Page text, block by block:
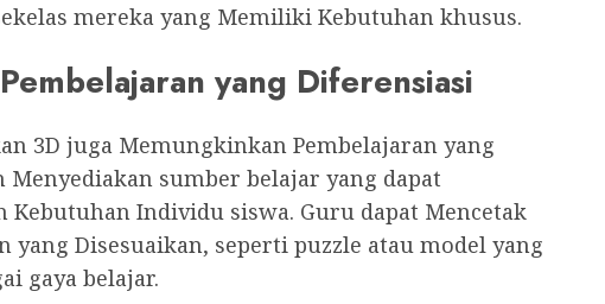
mereka yang Memiliki Kebutuhan khusus.
yang Diferensiasi
3D juga Memungkinkan Pembelajaran yang
Menyediakan sumber belajar yang dapat
Kebutuhan Individu siswa. Guru dapat Mencetak
yang Disesuaikan, seperti puzzle atau model yang
gaya belajar.